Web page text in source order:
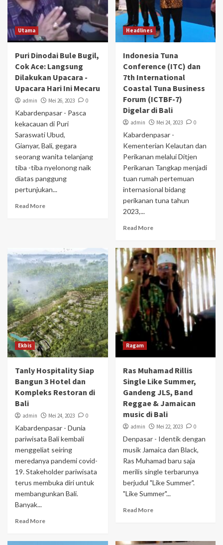
Utama
Puri Dinodai Bule Bugil,
Cok Ace: Langsung
Dilakukan Upacara -
Upacara Hari Ini Mecaru
admin Mei 26, 2023 0
Kabardenpasar - Pasca
kekacauan di Puri
Saraswati Ubud,
Gianyar, Bali, gegara
seorang wanita telanjang
tiba -tiba nyelonong naik
diatas panggung
pertunjukan...
Read More
Headlines
Indonesia Tuna
Conference (ITC) dan
7th International
Coastal Tuna Business
Forum (ICTBF-7)
Digelar di Bali
admin Mei 24, 2023 0
Kabardenpasar -
Kementerian Kelautan dan
Perikanan melalui Ditjen
Perikanan Tangkap menjadi
tuan rumah pertemuan
internasional bidang
perikanan tuna tahun
2023,...
Read More
Ekbis
Tanly Hospitality Siap
Bangun 3 Hotel dan
Kompleks Restoran di
Bali
admin Mei 24, 2023 0
Kabardenpasar - Dunia
pariwisata Bali kembali
menggeliat seiring
meredanya pandemi covid-
19. Stakeholder pariwisata
terus membuka diri untuk
membangunkan Bali.
Banyak...
Read More
Ragam
Ras Muhamad Rillis
Single Like Summer,
Gandeng JLS, Band
Reggae & Jamaican
music di Bali
admin Mei 22, 2023 0
Denpasar - Identik dengan
musik Jamaica dan Black,
Ras Muhamad baru saja
merilis single terbarunya
berjudul "Like Summer".
"Like Summer"...
Read More